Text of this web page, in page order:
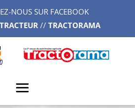
NOUS SUR FACEBOOK
// TRACTORAMA